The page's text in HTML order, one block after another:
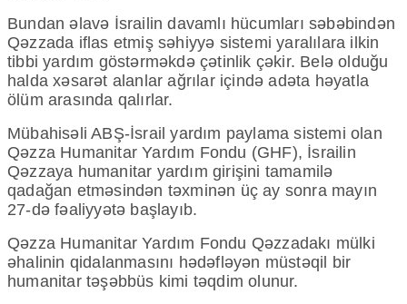
Bundan əlavə İsrailin davamlı hücumları səbəbindən
Qəzzada iflas etmiş səhiyyə sistemi yaralılara ilkin
tibbi yardım göstərməkdə çətinlik çəkir. Belə olduğu
halda xəsarət alanlar ağrılar içində adəta həyatla
ölüm arasında qalırlar.
Mübahisəli ABŞ-İsrail yardım paylama sistemi olan
Qəzza Humanitar Yardım Fondu (GHF), İsrailin
Qəzzaya humanitar yardım girişini tamamilə
qadağan etməsindən təxminən üç ay sonra mayın
27-də fəaliyyətə başlayıb.
Qəzza Humanitar Yardım Fondu Qəzzadakı mülki
əhalinin qidalanmasını hədəfləyən müstəqil bir
humanitar təşəbbüs kimi təqdim olunur.